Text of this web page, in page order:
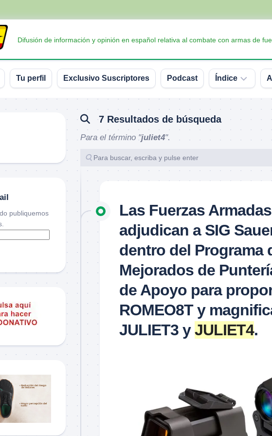
Difusión de información y opinión en español relativa al combate con armas de
Tu perfil Exclusivo Suscriptores Podcast Índice
Armas
didáctico
7 Resultados de búsqueda
Para el término "juliet4".
Las Fuerzas
adjudican a SIG
dentro del Programa
Mejorados de
de Apoyo para
ROMEO8T y
JULIET3 yJULIET4.
publiquemos